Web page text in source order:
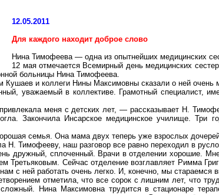
12.05.2011
Для каждого находит доброе слово
Нина Тимофеева — одна из опытнейших медицинских
12 мая отмечается Всемирный день медицинских
больницы Нина Тимофеева.
Кушаев и коллеги Нины Максимовны сказали о ней очень
уважаемый в коллективе. Грамотный специалист,
меня с детских лет, — рассказывает Н.
Закончила Инсарское медицинское училище.
семья. Она мама двух теперь уже взрослых
Н. Тимофееву, наш разговор все равно переходил в
дружный, сплоченный. Врачи в отделении хорошие.
Третьяковым. Сейчас отделение возглавляет Римма
нам с ней работать очень легко. И, конечно, мы
отметила, что все сорок с лишним лет, что
Нина Максимовна трудится в стационаре